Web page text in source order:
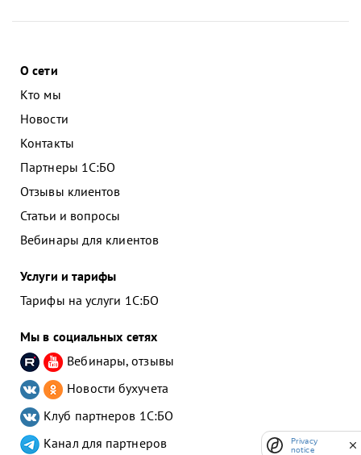
О сети
Кто мы
Новости
Контакты
Партнеры 1С:БО
Отзывы клиентов
Статьи и вопросы
Вебинары для клиентов
Услуги и тарифы
Тарифы на услуги 1С:БО
Мы в социальных сетях
Вебинары, отзывы
Новости бухучета
Клуб партнеров 1С:БО
Канал для партнеров
Privacy
notice